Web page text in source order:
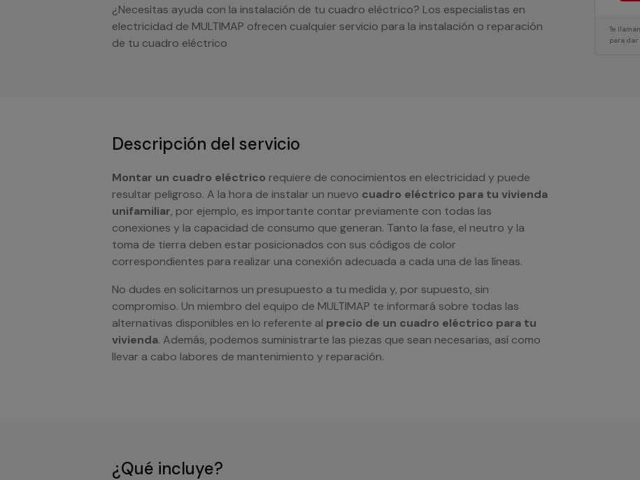
Te
para
¿Necesitas ayuda con la instalación de tu cuadro eléctrico? Los especialistas en
electricidad de MULTIMAP ofrecen cualquier servicio para la instalación o reparación
de tu cuadro eléctrico
Descripción del servicio
Montar un cuadro eléctrico requiere de conocimientos en electricidad y puede
resultar peligroso. A la hora de instalar un nuevo cuadro eléctrico para tu vivienda
unifamiliar, por ejemplo, es importante contar previamente con todas las
conexiones y la capacidad de consumo que generan. Tanto la fase, el neutro y la
toma de tierra deben estar posicionados con sus códigos de color
correspondientes para realizar una conexión adecuada a cada una de las líneas.
No dudes en solicitarnos un presupuesto a tu medida y, por supuesto, sin
compromiso. Un miembro del equipo de MULTIMAP te informará sobre todas las
alternativas disponibles en lo referente al precio de un cuadro eléctrico para tu
vivienda. Además, podemos suministrarte las piezas que sean necesarias, así como
llevar a cabo labores de mantenimiento y reparación.
¿Qué incluye?